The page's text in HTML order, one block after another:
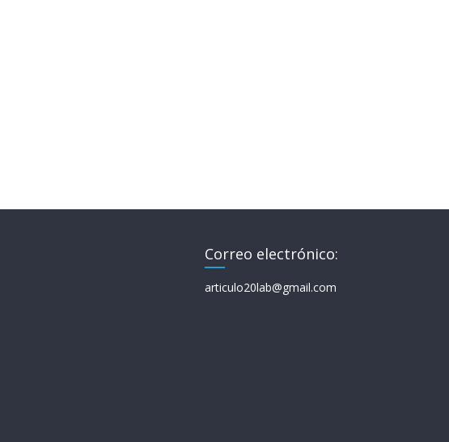
Correo electrónico:
articulo20lab@gmail.com